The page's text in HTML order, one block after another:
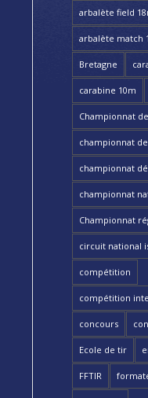
arbalète field
arbalète match
Bretagne
carabine 10m
Championnat
championnat
championnat
championnat
Championnat
circuit national
compétition
compétition
concours
Ecole de tir
FFTIR